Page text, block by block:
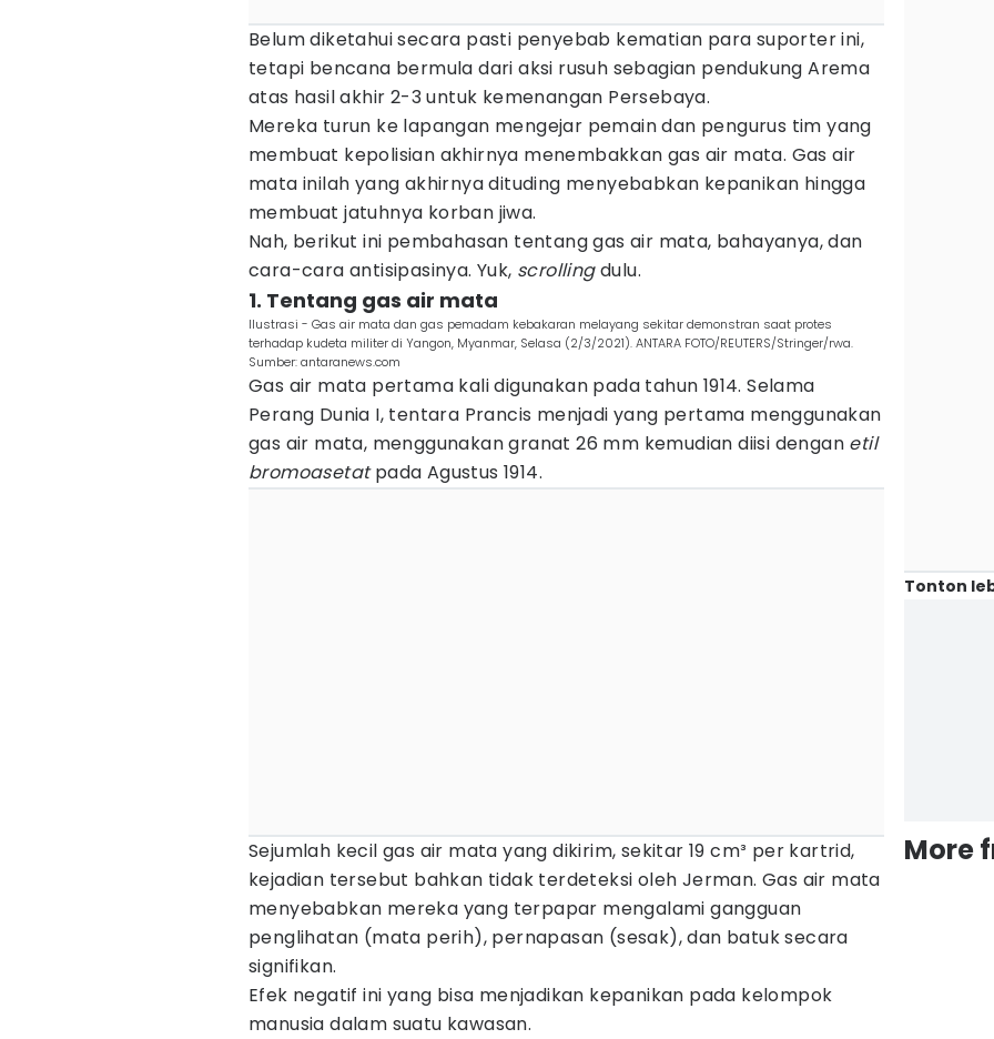
Belum diketahui secara pasti penyebab kematian para suporter ini,
tetapi bencana bermula dari aksi rusuh sebagian pendukung Arema
atas hasil akhir 2-3 untuk kemenangan Persebaya.
Mereka turun ke lapangan mengejar pemain dan pengurus tim yang
membuat kepolisian akhirnya menembakkan gas air mata. Gas air
mata inilah yang akhirnya dituding menyebabkan kepanikan hingga
membuat jatuhnya korban jiwa.
Nah, berikut ini pembahasan tentang gas air mata, bahayanya, dan
cara-cara antisipasinya. Yuk, scrollingdulu.
1. Tentang gas air mata
Ilustrasi - Gas air mata dan gas pemadam kebakaran melayang sekitar demonstran saat protes
terhadap kudeta militer di Yangon, Myanmar, Selasa (2/3/2021). ANTARA FOTO/REUTERS/Stringer/rwa.
Sumber: antaranews.com
Gas air mata pertama kali digunakan pada tahun 1914. Selama
Perang Dunia I, tentara Prancis menjadi yang pertama menggunakan
gas air mata, menggunakan granat 26 mm kemudian diisi dengan etil
bromoasetatpada Agustus 1914.
Sejumlah kecil gas air mata yang dikirim, sekitar 19 cm³ per kartrid,
kejadian tersebut bahkan tidak terdeteksi oleh Jerman. Gas air mata
menyebabkan mereka yang terpapar mengalami gangguan
penglihatan (mata perih), pernapasan (sesak), dan batuk secara
signifikan.
Efek negatif ini yang bisa menjadikan kepanikan pada kelompok
manusia dalam suatu kawasan.
Tonton
More